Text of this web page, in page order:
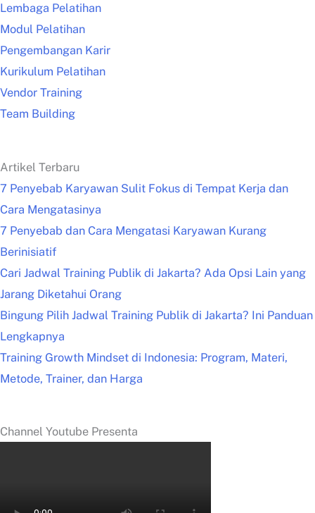
Lembaga Pelatihan
Modul Pelatihan
Pengembangan Karir
Kurikulum Pelatihan
Vendor Training
Team Building
Artikel Terbaru
7 Penyebab Karyawan Sulit Fokus di Tempat Kerja dan
Cara Mengatasinya
7 Penyebab dan Cara Mengatasi Karyawan Kurang
Berinisiatif
Cari Jadwal Training Publik di Jakarta? Ada Opsi Lain yang
Jarang Diketahui Orang
Bingung Pilih Jadwal Training Publik di Jakarta? Ini Panduan
Lengkapnya
Training Growth Mindset di Indonesia: Program, Materi,
Metode, Trainer, dan Harga
Channel Youtube Presenta